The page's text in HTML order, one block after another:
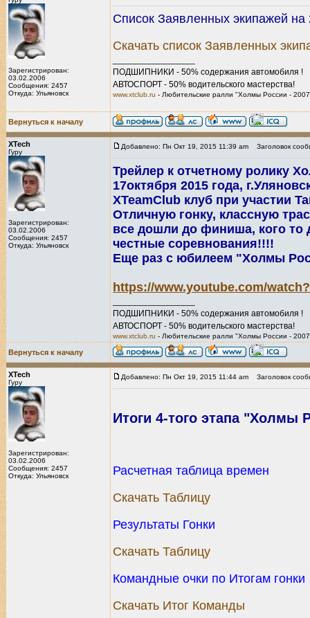
Зарегистрирован:
03.02.2006
Сообщения: 2457
Откуда: Ульяновск
Список Заявленных экипажей на
Скачать список Заявленных
ПОДШИПНИКИ - 50% содержания автомобиля !
АВТОСПОРТ - 50% водительского мастерства!
www.xtclub.ru - Любительские ралли "Холмы России -
Вернуться к началу
XTech
Гуру
Зарегистрирован:
03.02.2006
Сообщения: 2457
Откуда: Ульяновск
Добавлено: Пн Окт 19, 2015 11:39 am Заголовок
Трейлер к отчетному ролику
17октября 2015 года,
ХTeamClub клуб при участии
Отличную гонку, классную
все дошли до финиша, кого то
честные соревнования!!!!
Еще раз с юбилеем "Холмы
https://www.youtube.com/
ПОДШИПНИКИ - 50% содержания автомобиля !
АВТОСПОРТ - 50% водительского мастерства!
www.xtclub.ru - Любительские ралли "Холмы России -
Вернуться к началу
XTech
Гуру
Зарегистрирован:
03.02.2006
Сообщения: 2457
Откуда: Ульяновск
Добавлено: Пн Окт 19, 2015 11:44 am Заголовок
Итоги 4-того этапа "Холмы
Расчетная таблица времен
Скачать Таблицу
Результаты Гонки
Скачать Таблицу
Командные очки по Итогам гонки
Скачать Итог Команды